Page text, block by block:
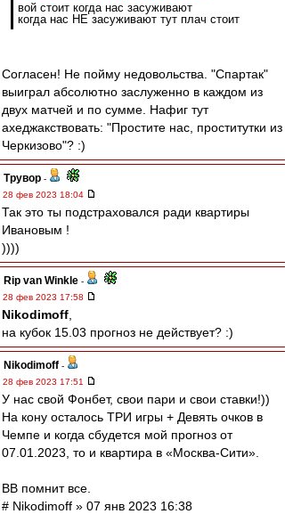
вой стоит когда нас засуживают
когда нас НЕ засуживают тут плач стоит
Согласен! Не пойму недовольства. "Спартак"
выиграл абсолютно заслуженно в каждом из
двух матчей и по сумме. Нафиг тут
ахеджакствовать: "Простите нас, проститутки из
Черкизово"? :)
Трувор -
28 фев 2023 18:04
Так это ты подстраховался ради квартиры
Ивановым !
))))
Rip van Winkle -
28 фев 2023 17:58
Nikodimoff
на кубок 15.03 прогноз не действует? :)
Nikodimoff -
28 фев 2023 17:51
У нас свой Фонбет, свои пари и свои ставки!))
На кону осталось ТРИ игры + Девять очков в
Чемпе и когда сбудется мой прогноз от
07.01.2023, то и квартира в «Москва-Сити».
ВВ помнит все.
# Nikodimoff » 07 янв 2023 16:38